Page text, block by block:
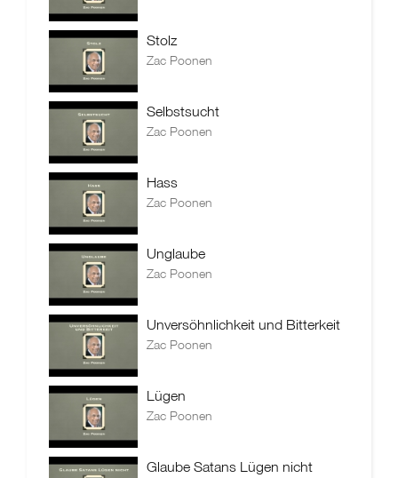
Stolz
Zac Poonen
Selbstsucht
Zac Poonen
Hass
Zac Poonen
Unglaube
Zac Poonen
Unversöhnlichkeit und Bitterkeit
Zac Poonen
Lügen
Zac Poonen
Glaube Satans Lügen nicht